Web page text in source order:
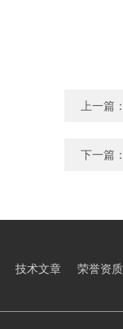
上一篇
下一篇
技术文章 荣誉资质